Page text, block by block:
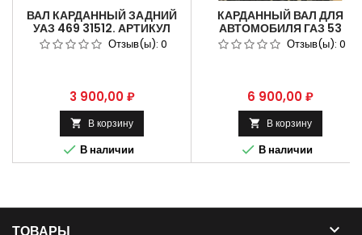
ВАЛ КАРДАННЫЙ ЗАДНИЙ
УАЗ 469 31512. АРТИКУЛ
31512-2201010
Отзыв(ы): 0
Цена
3 900,00 ₽
 В корзину
 В наличии
КАРДАННЫЙ ВАЛ ДЛЯ
АВТОМОБИЛЯ ГАЗ 53
ГАЗОН. АРТИКУЛ
53А-2101010-01.
Отзыв(ы): 0
Цена
6 900,00 ₽
 В корзину
 В наличии
